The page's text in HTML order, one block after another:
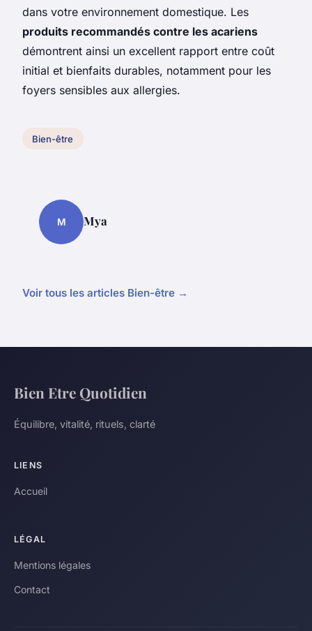
dans votre environnement domestique. Les
produits recommandés contre les acariens
démontrent ainsi un excellent rapport entre coût
initial et bienfaits durables, notamment pour les
foyers sensibles aux allergies.
Bien-être
M Mya
Voir tous les articles Bien-être →
Bien Etre Quotidien
Équilibre, vitalité, rituels, clarté
LIENS
Accueil
LÉGAL
Mentions légales
Contact